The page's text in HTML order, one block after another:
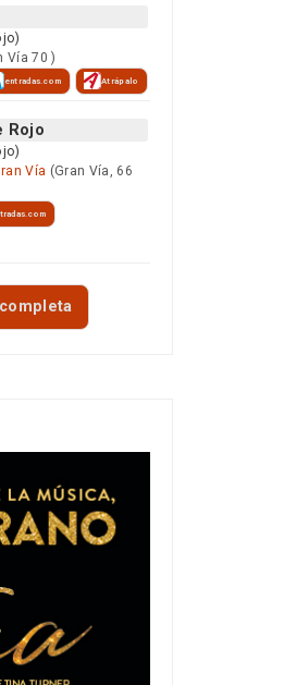
Vía 70 )
entradas.com Atrápalo
Rojo
Vía (Gran Vía, 66